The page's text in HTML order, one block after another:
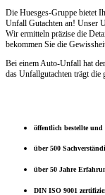
Die Huesges-Gruppe bietet
Unfall Gutachten an! Unser
Wir ermitteln präzise die
bekommen Sie die
Bei einem Auto-Unfall hat
das Unfallgutachten trägt die
öffentlich bestellte und
über 500
über 50 Jahre
DIN ISO 9001